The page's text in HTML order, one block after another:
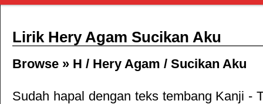
Lirik Hery Agam Sucikan Aku
Browse » H / Hery Agam / Sucikan Aku
Sudah hapal dengan teks tembang Kanji -